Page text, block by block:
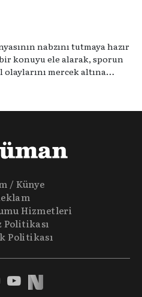
nabzını tutmaya hazır
bir konuyu ele alarak, sporun
mercek altına
size
/ Künye
Hizmetleri
Politikası
Politikası